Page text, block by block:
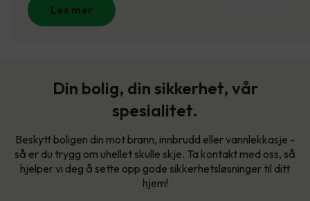
Les mer
Din bolig, din sikkerhet, vår
spesialitet.
Beskytt boligen din mot brann, innbrudd eller vannlekkasje -
så er du trygg om uhellet skulle skje. Ta kontakt med oss, så
hjelper vi deg å sette opp gode sikkerhetsløsninger til ditt
hjem!